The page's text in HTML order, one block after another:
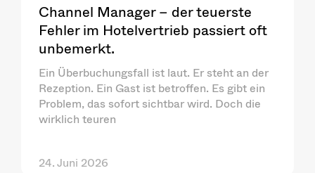
Channel Manager – der teuerste
Fehler im Hotelvertrieb passiert oft
unbemerkt.
Ein Überbuchungsfall ist laut. Er steht an der
Rezeption. Ein Gast ist betroffen. Es gibt ein
Problem, das sofort sichtbar wird. Doch die
wirklich teuren
24. Juni 2026